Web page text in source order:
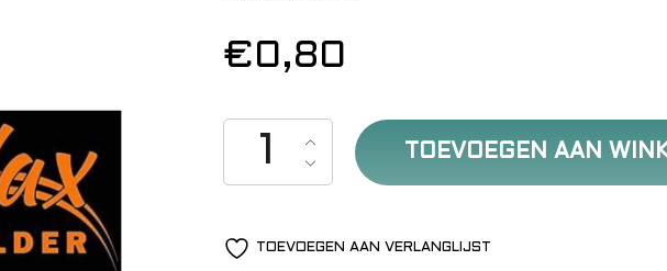
€0,80
Braam aantal
TOEVOEGEN AAN
TOEVOEGEN AAN VERLANGLIJST